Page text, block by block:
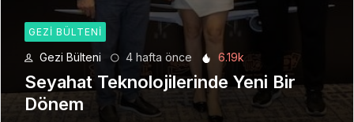
GEZI BÜLTENI
Gezi Bülteni 1 ay önce 8.94k
Manevi Yolculukta Yeni Dönem